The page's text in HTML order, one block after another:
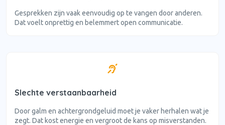
Gesprekken zijn vaak eenvoudig op te vangen door anderen.
Dat voelt onprettig en belemmert open communicatie.
Slechte verstaanbaarheid
Door galm en achtergrondgeluid moet je vaker herhalen wat je
zegt. Dat kost energie en vergroot de kans op misverstanden.